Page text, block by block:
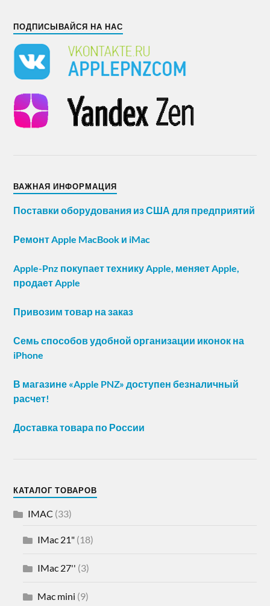
ПОДПИСЫВАЙСЯ НА НАС
ВАЖНАЯ ИНФОРМАЦИЯ
Поставки оборудования из США для предприятий
Ремонт Apple MacBook и iMac
Apple-Pnz покупает технику Apple, меняет Apple,
продает Apple
Привозим товар на заказ
Семь способов удобной организации иконок на
iPhone
В магазине «Apple PNZ» доступен безналичный
расчет!
Доставка товара по России
КАТАЛОГ ТОВАРОВ
IMAC (33)
IMac 21" (18)
IMac 27'' (3)
Mac mini (9)